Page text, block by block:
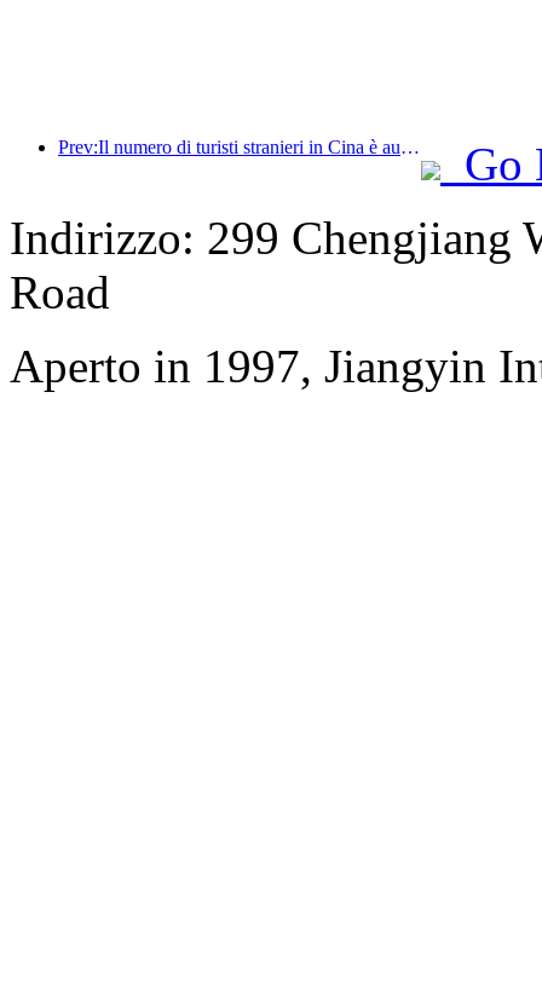
Prev:Il numero di turisti stranieri in Cina è aumentato del 40% nel primo trimestre
Go
Indirizzo: 299 Chengjiang
Road
Aperto in 1997, Jiangyin